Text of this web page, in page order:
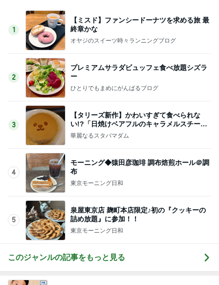
1
【ミスド】ファンシードーナツを求める旅 最
終章かな
オヤジのスイーツ時々ランニングブログ
2
プレミアムサラダビュッフェ食べ放題シズラ
ー
ひとりでもまめにがんばるブログ
3
【タリーズ新作】かわいすぎて食べられな
い!?「日焼けベアフルのキャラメルスチーム
ケーキ」を実食
華麗なるスタバマダム
4
モーニング◆猿田彦珈琲 調布焙煎ホール＠調
布
東京モーニング日和
5
泉屋東京店 麹町本店限定♪初の『クッキーの
詰め放題』に参加！！
東京モーニング日和
このジャンルの記事をもっと見る